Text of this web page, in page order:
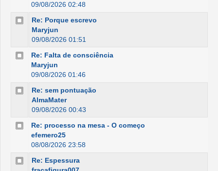
09/08/2026 02:48
Re: Porque escrevo
Maryjun
09/08/2026 01:51
Re: Falta de consciência
Maryjun
09/08/2026 01:46
Re: sem pontuação
AlmaMater
09/08/2026 00:43
Re: processo na mesa - O começo
efemero25
08/08/2026 23:58
Re: Espessura